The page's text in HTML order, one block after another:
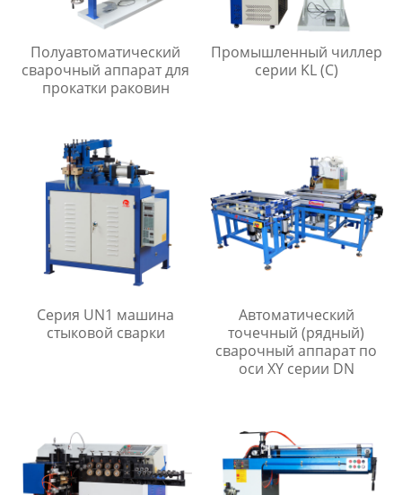
Полуавтоматический
сварочный аппарат для
прокатки раковин
Промышленный чиллер
серии KL (C)
Серия UN1 машина
стыковой сварки
Автоматический
точечный (рядный)
сварочный аппарат по
оси XY серии DN